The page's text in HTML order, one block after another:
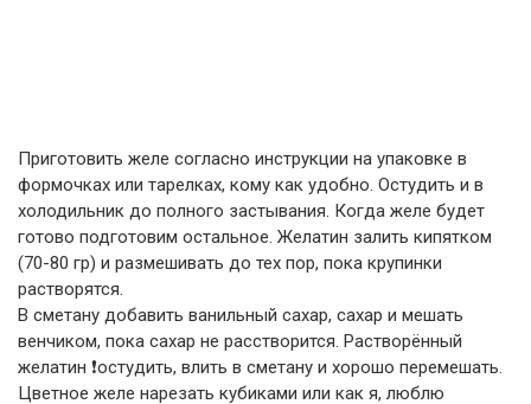
Приготовить желе согласно инструкции на упаковке в
формочках или тарелках, кому как удобно. Остудить и в
холодильник до полного застывания. Когда желе будет
готово подготовим остальное. Желатин залить кипятком
(70-80 гр) и размешивать до тех пор, пока крупинки
растворятся.
В сметану добавить ванильный сахар, сахар и мешать
венчиком, пока сахар не расcтворится. Растворённый
желатин ❗️остудить, влить в сметану и хорошо перемешать.
Цветное желе нарезать кубиками или как я, люблю